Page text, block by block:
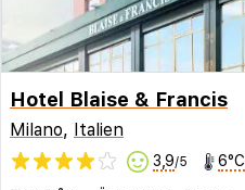
Hotel Blaise & Francis
Milano, Italien
3,9/5 6°C